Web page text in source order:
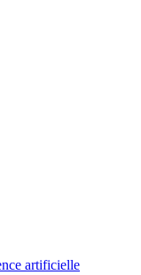
artificielle